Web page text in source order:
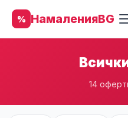
% НамаленияBG
14